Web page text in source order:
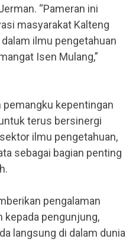
“Pameran ini
masyarakat Kalteng
ilmu pengetahuan
Isen Mulang,”
pemangku kepentingan
terus bersinergi
ilmu pengetahuan,
sebagai bagian penting
pengalaman
kepada pengunjung,
langsung di dalam dunia